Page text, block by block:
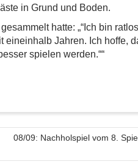
in Grund und Boden.
hatte: „“Ich bin
Jahren. Ich hoffe,
spielen werden.““
08/09: Nachholspiel vom 8.